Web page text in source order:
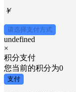
￥
请选择支付方式
undefined
×
积分支付
您当前的积分为0
支付